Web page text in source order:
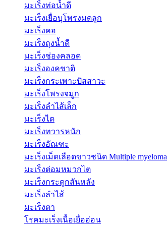
มะเร็งท่อน้ำดี
มะเร็งเยื่อบุโพรงมดลูก
มะเร็งคอ
มะเร็งถุงน้ำดี
มะเร็งช่องคลอด
มะเร็งองคชาติ
มะเร็งกระเพาะปัสสาวะ
มะเร็งโพรงจมูก
มะเร็งลำไส้เล็ก
มะเร็งไต
มะเร็งทวารหนัก
มะเร็งอัณฑะ
มะเร็งเม็ดเลือดขาวชนิด Multiple myeloma
มะเร็งต่อมหมวกไต
มะเร็งกระดูกสันหลัง
มะเร็งลำไส้
มะเร็งตา
โรคมะเร็งเนื้อเยื่ออ่อน